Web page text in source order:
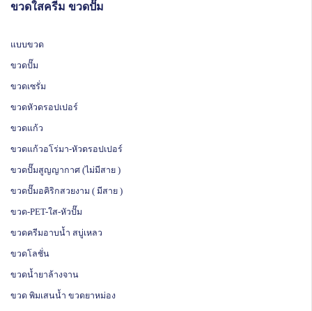
ขวดใสครีม ขวดปั๊ม
แบบขวด
ขวดปั๊ม
ขวดเซรั่ม
ขวดหัวดรอปเปอร์
ขวดแก้ว
ขวดแก้วอโร่มา-หัวดรอปเปอร์
ขวดปั๊มสูญญากาศ (ไม่มีสาย )
ขวดปั๊มอคิริกสวยงาม ( มีสาย )
ขวด-PET-ใส-หัวปั๊ม
ขวดครีมอาบน้ำ สบู่เหลว
ขวดโลชั่น
ขวดน้ำยาล้างจาน
ขวด พิมเสนน้ำ ขวดยาหม่อง